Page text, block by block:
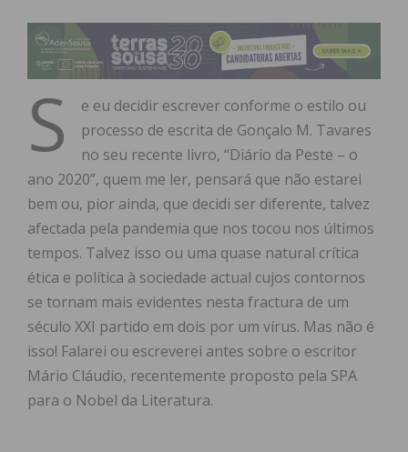
S
e eu decidir escrever conforme o estilo ou
processo de escrita de Gonçalo M. Tavares
no seu recente livro, “Diário da Peste – o
ano 2020”, quem me ler, pensará que não estarei
bem ou, pior ainda, que decidi ser diferente, talvez
afectada pela pandemia que nos tocou nos últimos
tempos. Talvez isso ou uma quase natural crítica
ética e política à sociedade actual cujos contornos
se tornam mais evidentes nesta fractura de um
século XXI partido em dois por um vírus. Mas não é
isso! Falarei ou escreverei antes sobre o escritor
Mário Cláudio, recentemente proposto pela SPA
para o Nobel da Literatura.